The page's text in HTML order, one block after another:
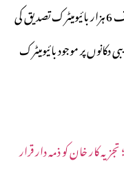
ملک میں موجود 16 ہزار اے ٹی ایم میں سے صرف 6 ہزار بائیومیٹرک تصدیق کی
پر موجود بائیومیٹرک
کار خان کو ذمہ دار قرار